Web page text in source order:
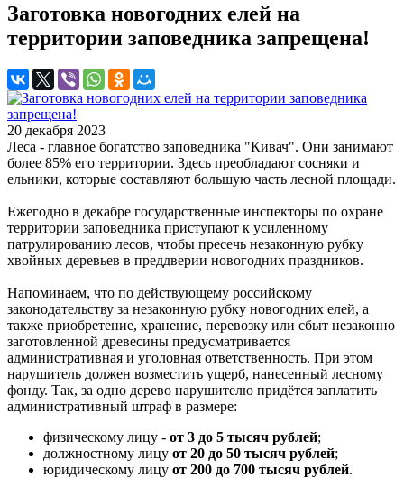
Заготовка новогодних елей на
территории заповедника запрещена!
20 декабря 2023
Леса - главное богатство заповедника "Кивач". Они занимают
более 85% его территории. Здесь преобладают сосняки и
ельники, которые составляют большую часть лесной площади.
Ежегодно в декабре государственные инспекторы по охране
территории заповедника приступают к усиленному
патрулированию лесов, чтобы пресечь незаконную рубку
хвойных деревьев в преддверии новогодних праздников.
Напоминаем, что по действующему российскому
законодательству за незаконную рубку новогодних елей, а
также приобретение, хранение, перевозку или сбыт незаконно
заготовленной древесины предусматривается
административная и уголовная ответственность. При этом
нарушитель должен возместить ущерб, нанесенный лесному
фонду. Так, за одно дерево нарушителю придётся заплатить
административный штраф в размере:
физическому лицу - от 3 до 5 тысяч рублей;
должностному лицу от 20 до 50 тысяч рублей;
юридическому лицу от 200 до 700 тысяч рублей.